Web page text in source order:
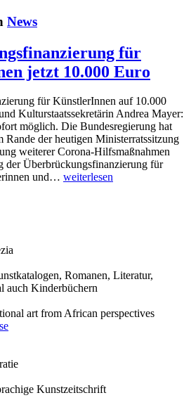
News
für
jetzt 10.000 Euro
für KünstlerInnen auf 10.000
Kulturstaatssekretärin Andrea Mayer:
möglich. Die Bundesregierung hat
Rande der heutigen Ministerratssitzung
weiterer Corona-Hilfsmaßnahmen
der Überbrückungsfinanzierung für
und… weiterlesen
Romanen, Literatur,
auch Kinderbüchern
art from African perspectives
Kunstzeitschrift